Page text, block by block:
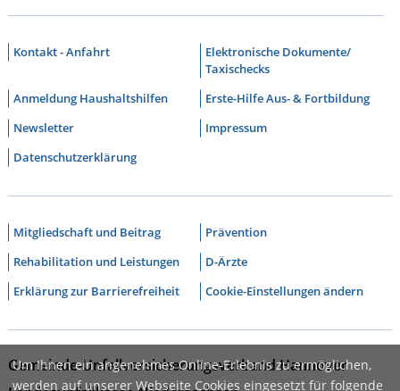
Kontakt - Anfahrt
Elektronische Dokumente/
Taxischecks
Anmeldung Haushaltshilfen
Erste-Hilfe Aus- & Fortbildung
Newsletter
Impressum
Datenschutzerklärung
Mitgliedschaft und Beitrag
Prävention
Rehabilitation und Leistungen
D-Ärzte
Erklärung zur Barrierefreiheit
Cookie-Einstellungen ändern
Gemeinde-Unfallversicherungsverband Hannover
Um Ihnen ein angenehmes Online-Erlebnis zu ermöglichen,
werden auf unserer Webseite Cookies eingesetzt für folgende